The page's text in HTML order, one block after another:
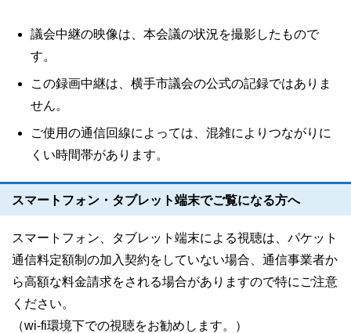
議会中継の映像は、本会議の状況を撮影したもので
す。
この録画中継は、横手市議会の公式の記録ではありま
せん。
ご使用の通信回線によっては、混雑によりつながりに
くい時間帯があります。
スマートフォン・タブレット端末でご覧になる方へ
スマートフォン、タブレット端末による視聴は、パケット
通信料定額制の加入契約をしていない場合、通信事業者か
ら高額な料金請求をされる場合がありますので特にご注意
ください。
（wi-fi環境下での視聴をお勧めします。）